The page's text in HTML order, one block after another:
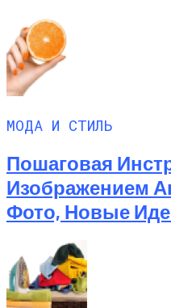
МОДА И СТИЛЬ
Пошаговая
Изображением
Фото, Новые